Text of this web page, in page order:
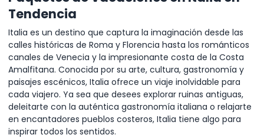
Tendencia
Italia es un destino que captura la imaginación desde las
calles históricas de Roma y Florencia hasta los románticos
canales de Venecia y la impresionante costa de la Costa
Amalfitana. Conocida por su arte, cultura, gastronomía y
paisajes escénicos, Italia ofrece un viaje inolvidable para
cada viajero. Ya sea que desees explorar ruinas antiguas,
deleitarte con la auténtica gastronomía italiana o relajarte
en encantadores pueblos costeros, Italia tiene algo para
inspirar todos los sentidos.